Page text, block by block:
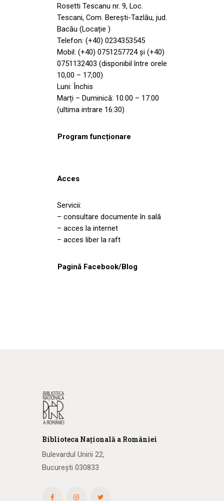
Rosetti Tescanu nr. 9, Loc.
Tescani, Com. Berești-Tazlău, jud.
Bacău (Locație )
Telefon: (+40) 0234353545
Mobil: (+40) 0751257724 și (+40)
0751132403 (disponibil între orele
10,00 – 17,00)
Luni: Închis
Marți – Duminică: 10.00 – 17.00
(ultima intrare 16:30)
Program funcționare
Acces
Servicii:
– consultare documente în sală
– acces la internet
– acces liber la raft
Pagină Facebook/Blog
Biblioteca Națională a României
Bulevardul Unirii 22,
București 030833